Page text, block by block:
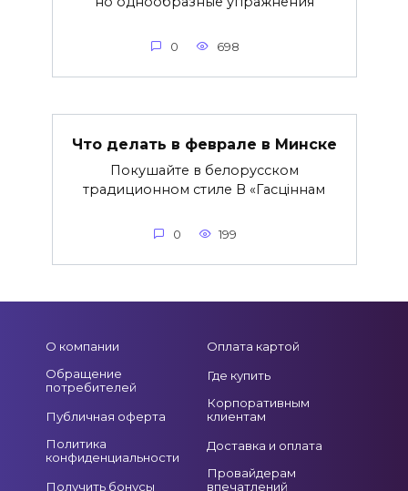
0 698
Что делать в феврале в Минске
Покушайте в белорусском
традиционном стиле В «Гасціннам
0 199
О компании
Обращение
потребителей
Публичная оферта
Политика
конфиденциальности
Получить бонусы
Оплата картой
Где купить
Корпоративным
клиентам
Доставка и оплата
Провайдерам
впечатлений